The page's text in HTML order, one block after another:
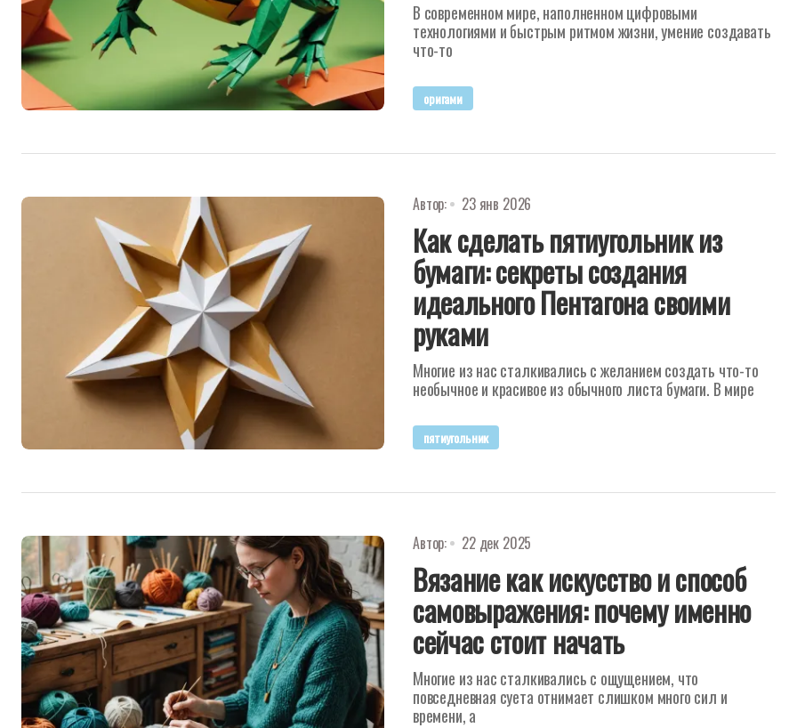
В современном мире, наполненном цифровыми
технологиями и быстрым ритмом жизни, умение создавать
что-то
оригами
Автор: 23 янв 2026
Как сделать пятиугольник из
бумаги: секреты создания
идеального Пентагона своими
руками
Многие из нас сталкивались с желанием создать что-то
необычное и красивое из обычного листа бумаги. В мире
пятиугольник
Автор: 22 дек 2025
Вязание как искусство и способ
самовыражения: почему именно
сейчас стоит начать
Многие из нас сталкивались с ощущением, что
повседневная суета отнимает слишком много сил и
времени, а